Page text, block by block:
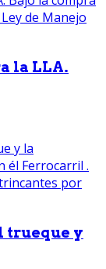
la LLA.
trueque y